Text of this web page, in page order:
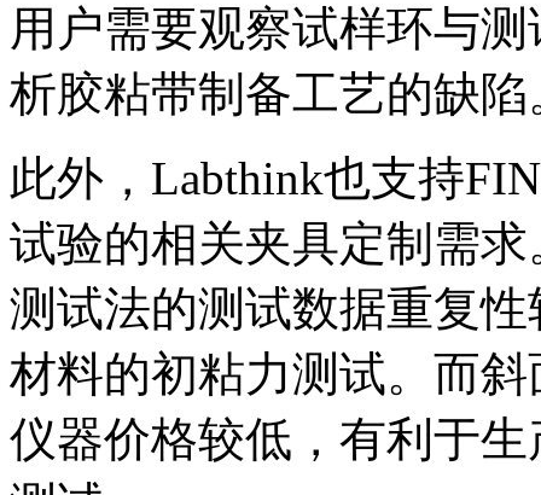
用户需要观察试样环与
析胶粘带制备工艺的缺陷
此外，Labthink也支持
试验的相关夹具定制需
测试法的测试数据重复
材料的初粘力测试。而
仪器价格较低，有利于